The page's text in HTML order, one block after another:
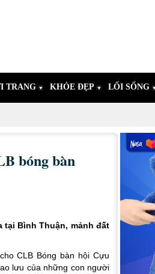
TRANG KHỎE ĐẸP LỐI SỐNG
bóng bàn
tại Bình Thuận, mảnh đất
CLB Bóng bàn hội Cựu
lưu của những con người